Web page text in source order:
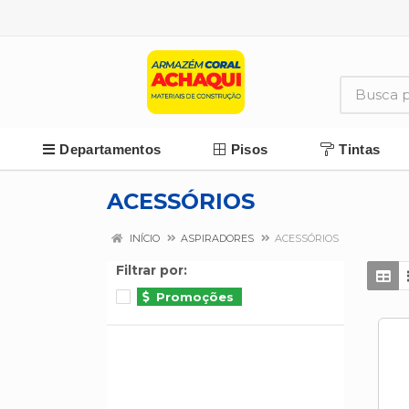
Departamentos Pisos Tintas
ACESSÓRIOS
INÍCIO ASPIRADORES ACESSÓRIOS
Filtrar por:
Promoções